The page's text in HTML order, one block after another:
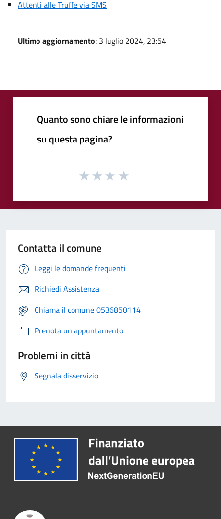
Attenti alle Truffe via SMS
Ultimo aggiornamento: 3 luglio 2024, 23:54
Quanto sono chiare le informazioni
su questa pagina?
Contatta il comune
Leggi le domande frequenti
Richiedi Assistenza
Chiama il comune 0536850114
Prenota un appuntamento
Problemi in città
Segnala disservizio